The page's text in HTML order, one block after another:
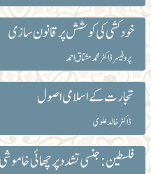
خود کشی کی کوشش پر قانون سازی
پروفیسر ڈاکٹر محمد مشتاق احمد
تجارت کے اسلامی اصول
ڈاکٹر خالد علوی
فلسطین : جنسی تشدد پر چھائی خاموشی